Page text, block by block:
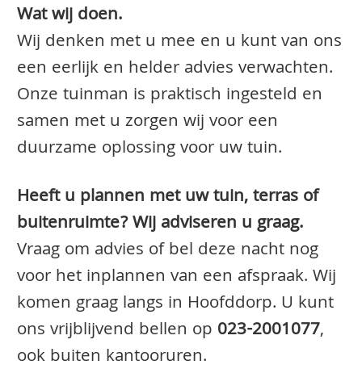
Wat wij doen.
Wij denken met u mee en u kunt van ons
een eerlijk en helder advies verwachten.
Onze tuinman is praktisch ingesteld en
samen met u zorgen wij voor een
duurzame oplossing voor uw tuin.
Heeft u plannen met uw tuin, terras of
buitenruimte? Wij adviseren u graag.
Vraag om advies of bel deze nacht nog
voor het inplannen van een afspraak. Wij
komen graag langs in Hoofddorp. U kunt
ons vrijblijvend bellen op 023-2001077,
ook buiten kantooruren.